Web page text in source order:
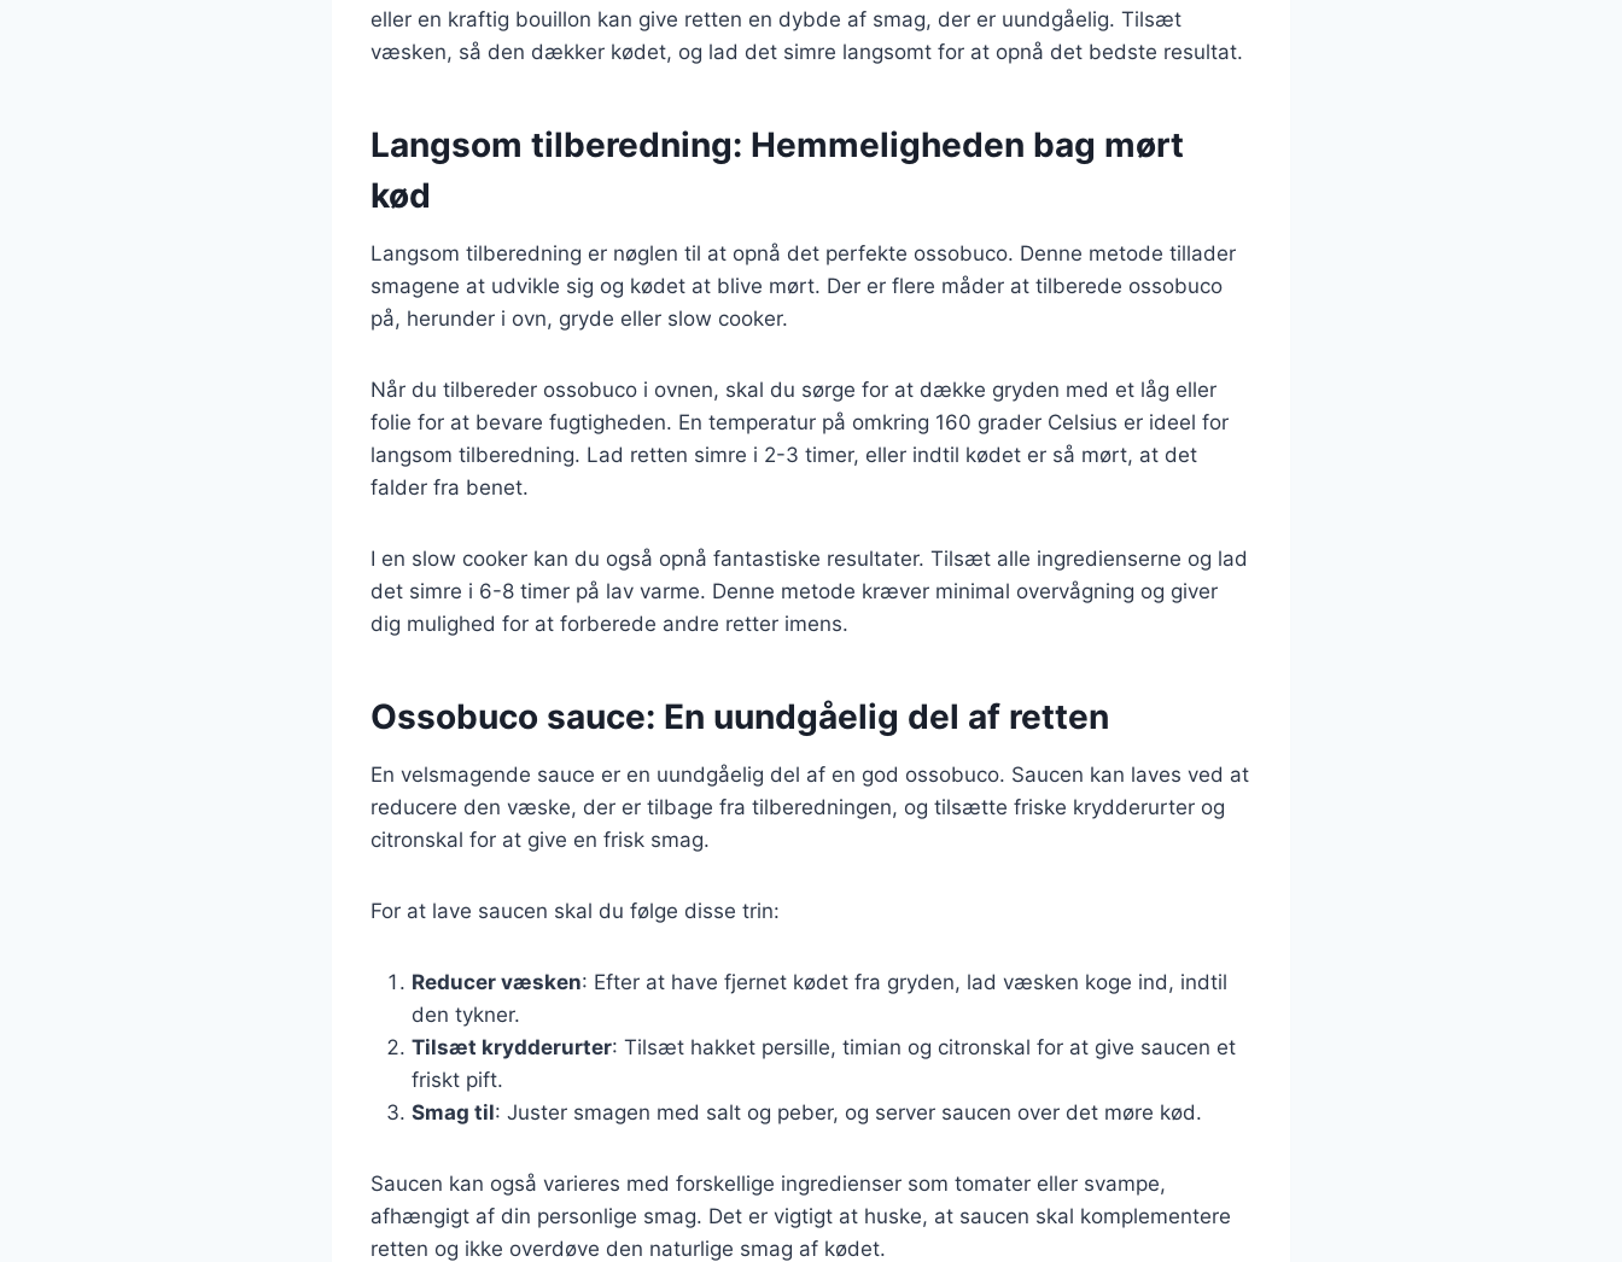
eller en kraftig bouillon kan give retten en dybde af smag, der er uundgåelig. Tilsæt
væsken, så den dækker kødet, og lad det simre langsomt for at opnå det bedste resultat.
Langsom tilberedning: Hemmeligheden bag mørt
kød
Langsom tilberedning er nøglen til at opnå det perfekte ossobuco. Denne metode tillader
smagene at udvikle sig og kødet at blive mørt. Der er flere måder at tilberede ossobuco
på, herunder i ovn, gryde eller slow cooker.
Når du tilbereder ossobuco i ovnen, skal du sørge for at dække gryden med et låg eller
folie for at bevare fugtigheden. En temperatur på omkring 160 grader Celsius er ideel for
langsom tilberedning. Lad retten simre i 2-3 timer, eller indtil kødet er så mørt, at det
falder fra benet.
I en slow cooker kan du også opnå fantastiske resultater. Tilsæt alle ingredienserne og lad
det simre i 6-8 timer på lav varme. Denne metode kræver minimal overvågning og giver
dig mulighed for at forberede andre retter imens.
Ossobuco sauce: En uundgåelig del af retten
En velsmagende sauce er en uundgåelig del af en god ossobuco. Saucen kan laves ved at
reducere den væske, der er tilbage fra tilberedningen, og tilsætte friske krydderurter og
citronskal for at give en frisk smag.
For at lave saucen skal du følge disse trin:
Reducer væsken: Efter at have fjernet kødet fra gryden, lad væsken koge ind, indtil
den tykner.
Tilsæt krydderurter: Tilsæt hakket persille, timian og citronskal for at give saucen et
friskt pift.
Smag til: Juster smagen med salt og peber, og server saucen over det møre kød.
Saucen kan også varieres med forskellige ingredienser som tomater eller svampe,
afhængigt af din personlige smag. Det er vigtigt at huske, at saucen skal komplementere
retten og ikke overdøve den naturlige smag af kødet.